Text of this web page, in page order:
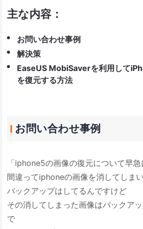
主な内容：
お問い合わせ事例
解決策
EaseUS MobiSaverを利用して
を復元する方法
お問い合わせ事例
「iphone5の画像の復元について早
間違ってiphoneの画像を消してしま
バックアップはしてるんですけど
その消してしまった画像はバックア
で